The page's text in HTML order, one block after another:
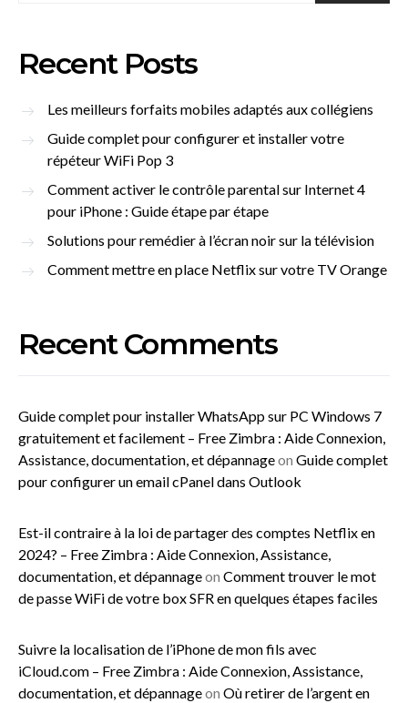
Recent Posts
Les meilleurs forfaits mobiles adaptés aux collégiens
Guide complet pour configurer et installer votre
répéteur WiFi Pop 3
Comment activer le contrôle parental sur Internet 4
pour iPhone : Guide étape par étape
Solutions pour remédier à l’écran noir sur la télévision
Comment mettre en place Netflix sur votre TV Orange
Recent Comments
Guide complet pour installer WhatsApp sur PC Windows 7
gratuitement et facilement – Free Zimbra : Aide Connexion,
Assistance, documentation, et dépannageon Guide complet
pour configurer un email cPanel dans Outlook
Est-il contraire à la loi de partager des comptes Netflix en
2024? – Free Zimbra : Aide Connexion, Assistance,
documentation, et dépannageon Comment trouver le mot
de passe WiFi de votre box SFR en quelques étapes faciles
Suivre la localisation de l’iPhone de mon fils avec
iCloud.com – Free Zimbra : Aide Connexion, Assistance,
documentation, et dépannageon Où retirer de l’argent en